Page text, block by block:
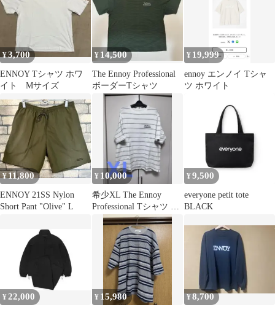
¥3,700
ENNOY Tシャツ ホワ
イト Mサイズ
¥ 14,500
The Ennoy Professional
ボーダーTシャツ
¥ 19,999
ennoy エンノイ Tシャ
ツ ホワイト
¥11,800
ENNOY 21SS Nylon
Short Pant "Olive" L
¥ 10,000
希少XL The Ennoy
Professional Tシャツ XL
エンノイ
¥ 9,500
everyone petit tote
BLACK
¥ 22,000 ¥ 15,980 ¥8,700